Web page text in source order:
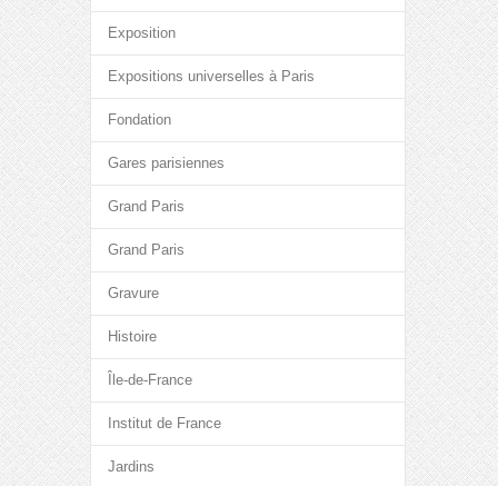
Exposition
Expositions universelles à Paris
Fondation
Gares parisiennes
Grand Paris
Grand Paris
Gravure
Histoire
Île-de-France
Institut de France
Jardins